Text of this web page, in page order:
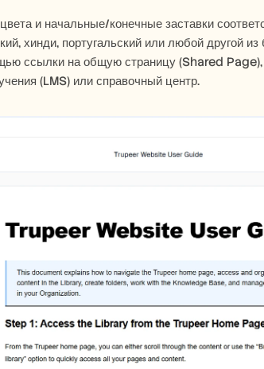
и начальные/конечные заставки
хинди, португальский или любой другой
(LMS) или справочный центр.